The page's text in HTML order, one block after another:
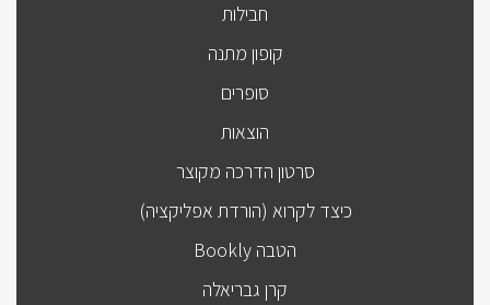
חבילות
קופון מתנה
סופרים
הוצאות
סרטון הדרכה מקוצר
כיצד לקרוא (הורדת אפליקציה)
הטבה Bookly
קרן גבריאלה